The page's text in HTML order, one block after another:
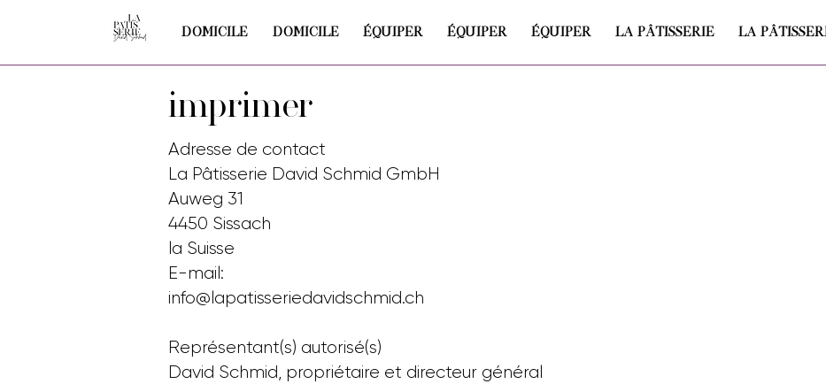
DOMICILE DOMICILE ÉQUIPER ÉQUIPER ÉQUIPER LA PÂTISSERIE LA
imprimer
Adresse de contact
La Pâtisserie David Schmid GmbH
Auweg 31
4450 Sissach
la Suisse
E-mail:
info@lapatisseriedavidschmid.ch
Représentant(s) autorisé(s)
David Schmid, propriétaire et directeur général